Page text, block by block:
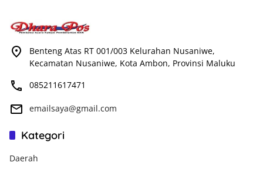
Benteng Atas RT 001/003 Kelurahan Nusaniwe,
Kecamatan Nusaniwe, Kota Ambon, Provinsi Maluku
085211617471
emailsaya@gmail.com
Kategori
Daerah